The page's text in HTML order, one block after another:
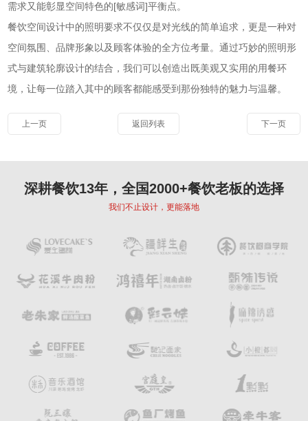
需求又能彰显空间特色的[敏感词]平衡点。
餐饮空间设计中的照明要求不仅仅是对光线的简单追求，更是一种对
空间氛围、品牌形象以及顾客体验的全方位考量。通过巧妙的照明形
式与建筑轮廓设计的结合，我们可以创造出既美观又实用的用餐环
境，让每一位踏入其中的顾客都能感受到那份独特的魅力与温馨。
上一页 返回列表 下一页
深耕餐饮13年，全国2000+餐饮老板的选择
我们不止设计，更能落地